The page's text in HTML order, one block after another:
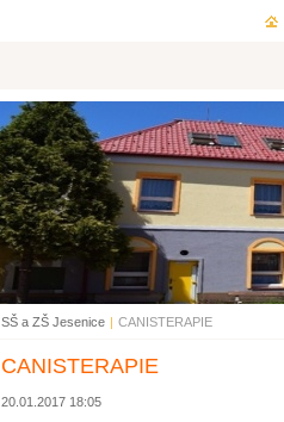
SŠ a ZŠ Jesenice | CANISTERAPIE
CANISTERAPIE
20.01.2017 18:05